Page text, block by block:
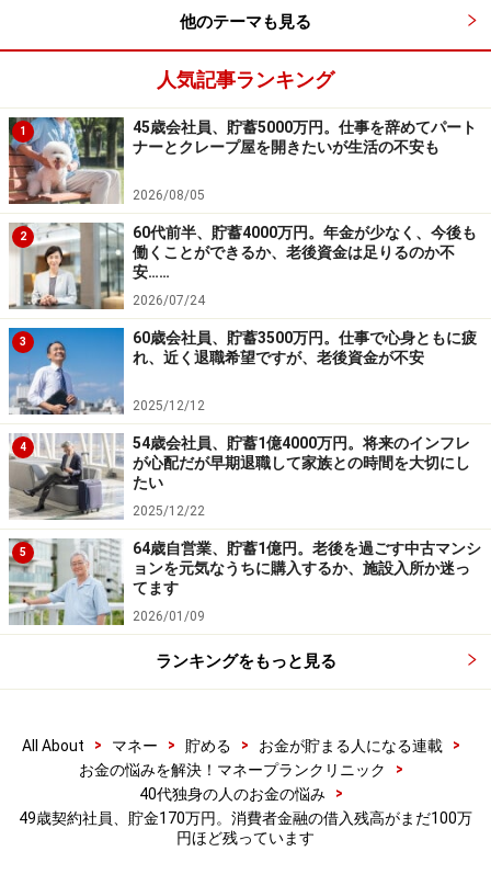
・毎月のローン返済（2027年5月完済予定）は3万円、駐
車場代は月1万1000円、自動車保険は月割りで8000円、
ガソリン代など
（3）加入保険について
・医療保険（終身タイプ、終身払い、入院7000円、手術
給付金、がん診断一時金）＝毎月の保険料1万3360円
（4）働き方について
65歳定年となっております。身体が健康ならば70歳、75
歳と働き続けていきたいと考えております。65歳以降の
収入額についてはどの程度まで減額になるのかは不明で
す。
（5）公的年金について
現時点で、公的年金の見込み額は151万8422円
（6）消費者金融のローンについて
毎月4万5000円の支払いをしていくことで2年後には完済
する予定です。現在は新たなローンはありません。また
新たなローンを組む予定もありません。
ていたのですがストレスによってメンタルを壊してしま
い、うつ病になってしまいました。うつ病になってから
数カ月の休職をしていたのですが、その間の生活費を工
面するために消費者金融を利用してしまいました。
他のテーマも見る
人気記事ランキング
1
45歳会社員、貯蓄5000万円。仕事を辞めてパート
ナーとクレープ屋を開きたいが生活の不安も
2026/08/05
2
60代前半、貯蓄4000万円。年金が少なく、今後も
働くことができるか、老後資金は足りるのか不
安……
2026/07/24
3
60歳会社員、貯蓄3500万円。仕事で心身ともに疲
れ、近く退職希望ですが、老後資金が不安
2025/12/12
4
54歳会社員、貯蓄1億4000万円。将来のインフレ
が心配だが早期退職して家族との時間を大切にし
たい
2025/12/22
5
64歳自営業、貯蓄1億円。老後を過ごす中古マンシ
ョンを元気なうちに購入するか、施設入所か迷っ
てます
2026/01/09
ランキングをもっと見る
All About > マネー > 貯める > お金が貯まる人になる連載
>
お金の悩みを解決！マネープランクリニック
>
40代独身の人のお金の悩み
>
49歳契約社員、貯金170万円。消費者金融の借入残高がまだ100万
円ほど残っています